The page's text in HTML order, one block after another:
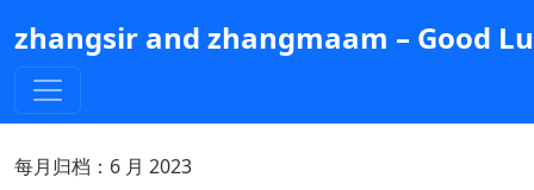
到
主
内
容
zhangsir and zhangmaam – Good
每月归档： 6 月 2023